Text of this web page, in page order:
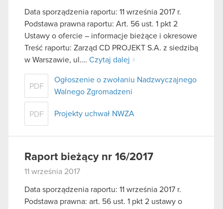
Data sporządzenia raportu: 11 września 2017 r.
Podstawa prawna raportu: Art. 56 ust. 1 pkt 2
Ustawy o ofercie – informacje bieżące i okresowe
Treść raportu: Zarząd CD PROJEKT S.A. z siedzibą
w Warszawie, ul…. Czytaj dalej
PDF
Ogłoszenie o zwołaniu Nadzwyczajnego
Walnego Zgromadzeni
PDF Projekty uchwał NWZA
Raport bieżący nr 16/2017
11 września 2017
Data sporządzenia raportu: 11 września 2017 r.
Podstawa prawna: art. 56 ust. 1 pkt 2 ustawy o